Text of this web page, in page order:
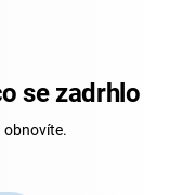
se zadrhlo
obnovíte.